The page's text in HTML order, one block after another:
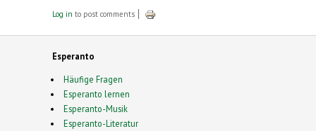
Log in to post comments
Esperanto
Häufige Fragen
Esperanto lernen
Esperanto-Musik
Esperanto-Literatur